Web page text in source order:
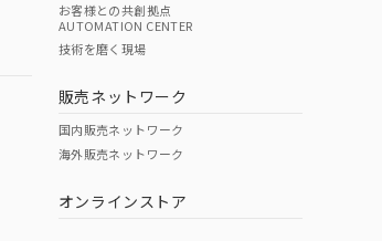
お客様との共創拠点
AUTOMATION CENTER
技術を磨く現場
販売ネットワーク
国内販売ネットワーク
海外販売ネットワーク
オンラインストア